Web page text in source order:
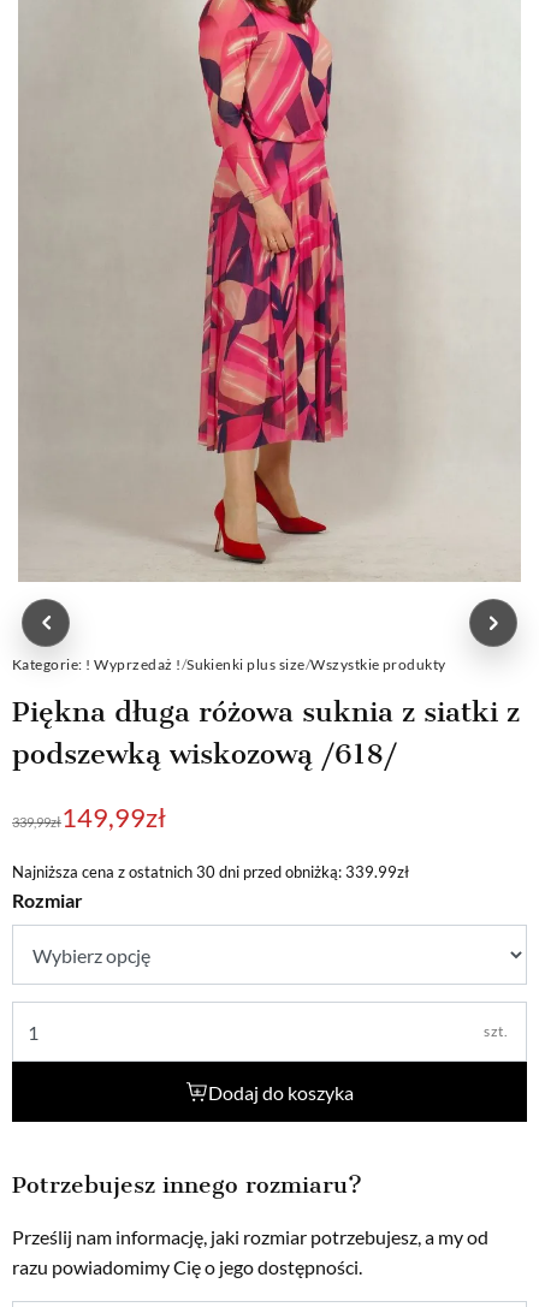
Kategorie: ! Wyprzedaż !/Sukienki plus size/Wszystkie produkty
Piękna długa różowa suknia z siatki z
podszewką wiskozową /618/
339,99zł
Pierwotna
wynosiła:
339,99zł.
149,99zł
Aktualna
wynosi:
149,99zł.
Najniższa cena z ostatnich 30 dni przed obniżką: 339.99zł
Rozmiar
szt.
Dodaj do koszyka
Potrzebujesz innego rozmiaru?
Prześlij nam informację, jaki rozmiar potrzebujesz, a my od
razu powiadomimy Cię o jego dostępności.